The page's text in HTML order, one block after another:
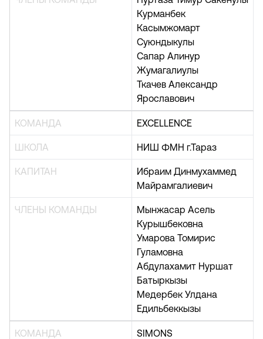
Курманбек
Касымжомарт
Суюндыкулы
Сапар Алинур
Жумагалиулы
Ткачев Александр
Ярославович
КОМАНДА EXCELLENCE
ШКОЛА НИШ ФМН г.Тараз
КАПИТАН
Ибраим Динмухаммед
Майрамгалиевич
ЧЛЕНЫ КОМАНДЫ
Мынжасар Асель
Курышбековна
Умарова Томирис
Гуламовна
Абдулахамит Нуршат
Батыркызы
Медербек Улдана
Едильбеккызы
КОМАНДА SIMONS